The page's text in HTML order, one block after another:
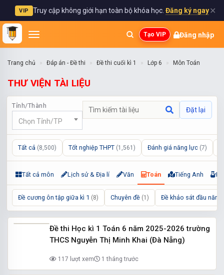
VIP Truy cập không giới hạn toàn bộ khóa học. Đăng ký ngay✕
Tạo VIP Đăng nhập
Trang chủ Đáp án - Đề thi Đề thi cuối kì 1 Lớp 6 Môn Toán
THƯ VIỆN TÀI LIỆU
Tỉnh/Thành
Chọn Tỉnh/TP
Đặt lại
Tất cả (8,500) Tốt nghiệp THPT (1,561) Đánh giá năng lực (7)
Tất cả môn Lịch sử & Địa lí Văn Toán Tiếng Anh
Đề cương ôn tập giữa kì 1 (8) Chuyên đề (1) Đề khảo sát đầu năm
Đề thi Học kì 1 Toán 6 năm 2025-2026 trường
THCS Nguyễn Thị Minh Khai (Đà Nẵng)
117 lượt xem 1 tháng trước